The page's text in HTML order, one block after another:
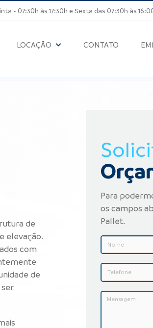
- 07:30h às 17:30h e Sexta das 07:30h às
LOCAÇÃO CONTATO
de
elevação.
com
de
Para
os campos
Pallet.